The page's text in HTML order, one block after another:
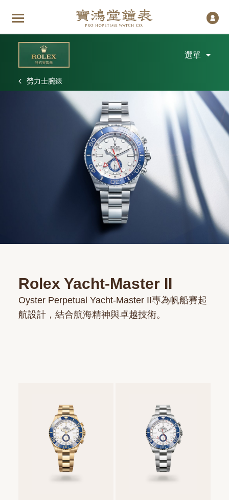
選單
勞力士腕錶
Rolex Yacht-Master II
Oyster Perpetual Yacht-Master II專為帆船賽起
航設計，結合航海精神與卓越技術。